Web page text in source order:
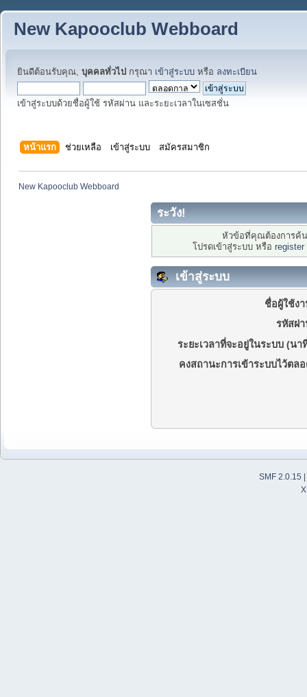
New Kapooclub Webboard
ยินดีต้อนรับคุณ, บุคคลทั่วไป กรุณา เข้าสู่ระบบ หรือ ลงทะเบียน
เข้าสู่ระบบด้วยชื่อผู้ใช้ รหัสผ่าน และระยะเวลาในเซสชั่น
หน้าแรก ช่วยเหลือ เข้าสู่ระบบ สมัครสมาชิก
New Kapooclub Webboard
ระวัง!
หัวข้อที่คุณต้องการค้
โปรดเข้าสู่ระบบ หรือ register
เข้าสู่ระบบ
ชื่อผู้ใช้ง
รหัสผ่
ระยะเวลาที่จะอยู่ในระบบ (นา
คงสถานะการเข้าระบบไว้ตล
SMF 2.0.15